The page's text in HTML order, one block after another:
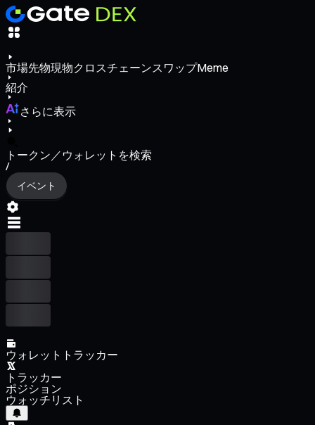
市場先物現物クロスチェーンスワップMeme
紹介
さらに表示
トークン／ウォレットを検索
/
イベント
ウォレットトラッカー
トラッカー
ポジション
ウォッチリスト